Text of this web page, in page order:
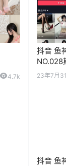
4.7k
抖音 鱼
NO.028
23年7月
抖音 鱼